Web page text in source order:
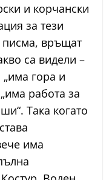
и корчански
за тези
писма, връщат
са видели –
„има гора и
работа за
Така когато
има